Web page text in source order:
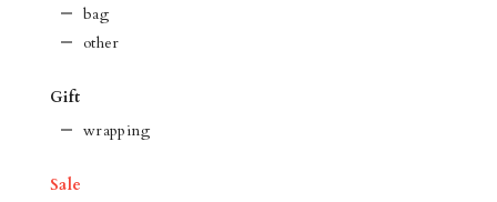
bag
other
Gift
wrapping
Sale